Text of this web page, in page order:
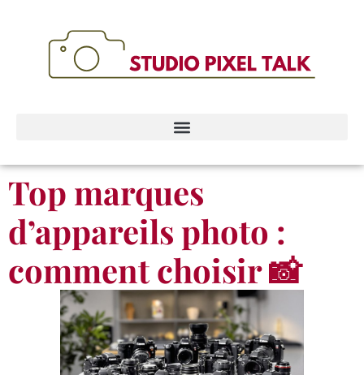
Top marques
d’appareils photo :
comment choisir 📸